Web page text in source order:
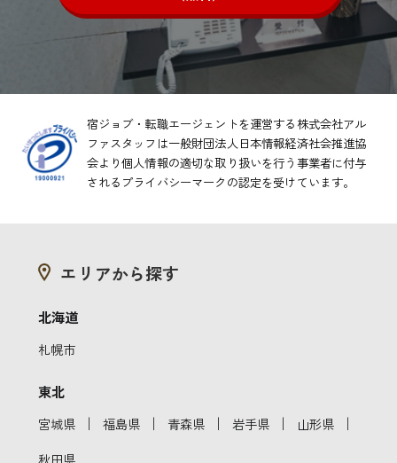
宿ジョブ・転職エージェントを運営する株式会社アル
ファスタッフは一般財団法人日本情報経済社会推進協
会より個人情報の適切な取り扱いを行う事業者に付与
されるプライバシーマークの認定を受けています。
エリアから探す
北海道
札幌市
東北
宮城県 ｜ 福島県 ｜ 青森県 ｜ 岩手県 ｜ 山形県 ｜
秋田県